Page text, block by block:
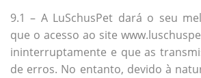
9.1 – A LuSchusPet dará o seu
que o acesso ao site
ininterruptamente e que as
de erros. No entanto, devido à